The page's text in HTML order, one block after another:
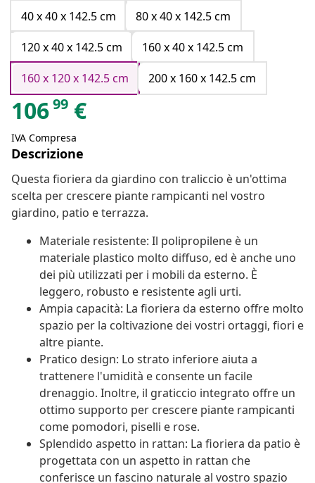
40 x 40 x 142.5 cm
80 x 40 x 142.5 cm
120 x 40 x 142.5 cm
160 x 40 x 142.5 cm
160 x 120 x 142.5 cm
200 x 160 x 142.5 cm
10699 €
IVA Compresa
Descrizione
Questa fioriera da giardino con traliccio è un'ottima
scelta per crescere piante rampicanti nel vostro
giardino, patio e terrazza.
Materiale resistente: Il polipropilene è un
materiale plastico molto diffuso, ed è anche uno
dei più utilizzati per i mobili da esterno. È
leggero, robusto e resistente agli urti.
Ampia capacità: La fioriera da esterno offre molto
spazio per la coltivazione dei vostri ortaggi, fiori e
altre piante.
Pratico design: Lo strato inferiore aiuta a
trattenere l'umidità e consente un facile
drenaggio. Inoltre, il graticcio integrato offre un
ottimo supporto per crescere piante rampicanti
come pomodori, piselli e rose.
Splendido aspetto in rattan: La fioriera da patio è
progettata con un aspetto in rattan che
conferisce un fascino naturale al vostro spazio